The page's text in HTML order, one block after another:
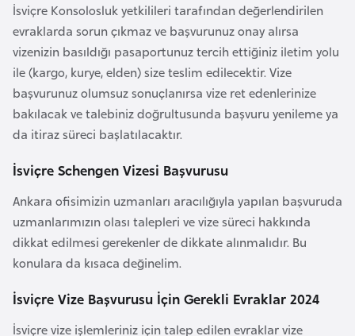
İsviçre Konsolosluk yetkilileri tarafından değerlendirilen
evraklarda sorun çıkmaz ve başvurunuz onay alırsa
vizenizin basıldığı pasaportunuz tercih ettiğiniz iletim yolu
ile (kargo, kurye, elden) size teslim edilecektir. Vize
başvurunuz olumsuz sonuçlanırsa vize ret edenlerinize
bakılacak ve talebiniz doğrultusunda başvuru yenileme ya
da itiraz süreci başlatılacaktır.
İsviçre Schengen Vizesi Başvurusu
Ankara ofisimizin uzmanları aracılığıyla yapılan başvuruda
uzmanlarımızın olası talepleri ve vize süreci hakkında
dikkat edilmesi gerekenler de dikkate alınmalıdır. Bu
konulara da kısaca değinelim.
İsviçre Vize Başvurusu İçin Gerekli Evraklar 2024
İsviçre vize işlemleriniz için talep edilen evraklar vize
g
a
r
i
s
t
a
n
B
u
r
k
a